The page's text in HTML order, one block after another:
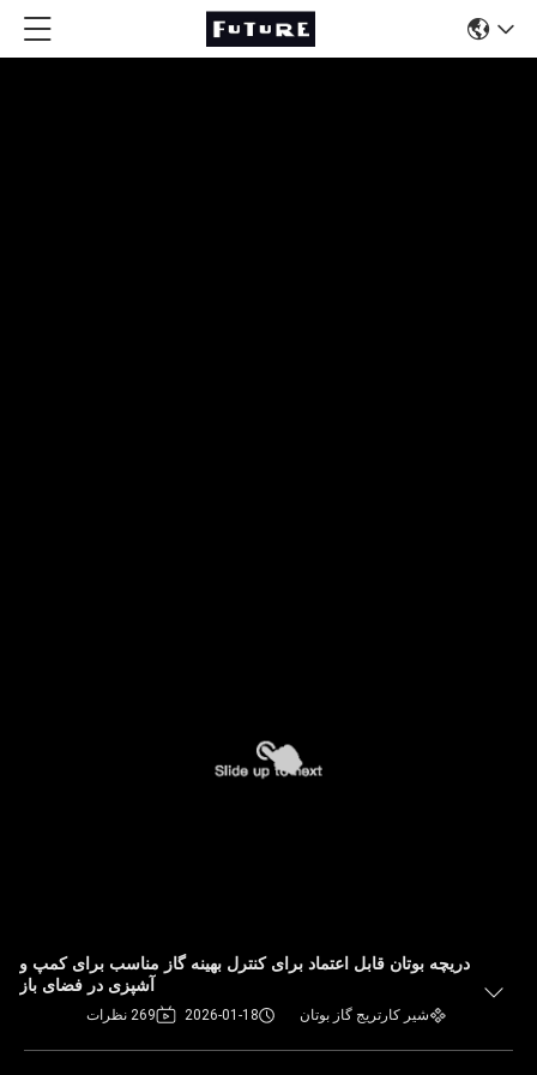
دریچه بوتان قابل اعتماد برای کنترل بهینه گاز مناسب برای کمپ و
آشپزی در فضای باز
شیر کارتریج گاز بوتان 2026-01-18 269 نظرات